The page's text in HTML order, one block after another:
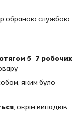
обраною службою
5–7 робочих
яким було
, окрім випадків